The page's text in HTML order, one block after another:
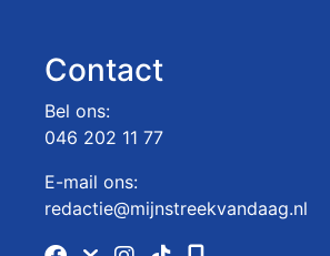
Contact
Bel ons:
046 202 11 77
E-mail ons:
redactie@mijnstreekvandaag.nl